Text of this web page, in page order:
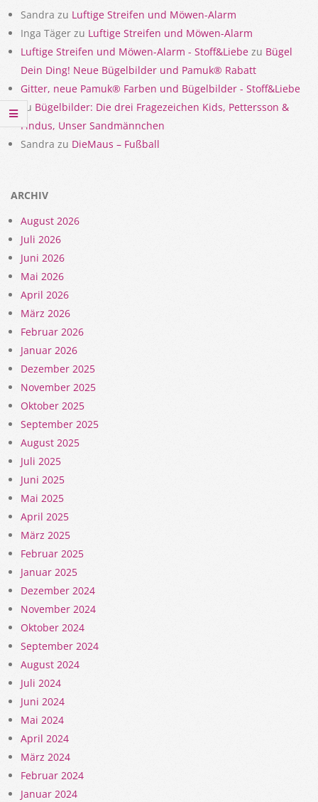
Sandra zu Luftige Streifen und Möwen-Alarm
Inga Täger zu Luftige Streifen und Möwen-Alarm
Luftige Streifen und Möwen-Alarm - Stoff&Liebe zu Bügel
Dein Ding! Neue Bügelbilder und Pamuk® Rabatt
Gitter, neue Pamuk® Farben und Bügelbilder - Stoff&Liebe
zu Bügelbilder: Die drei Fragezeichen Kids, Pettersson &
Findus, Unser Sandmännchen
Sandra zu DieMaus – Fußball
ARCHIV
August 2026
Juli 2026
Juni 2026
Mai 2026
April 2026
März 2026
Februar 2026
Januar 2026
Dezember 2025
November 2025
Oktober 2025
September 2025
August 2025
Juli 2025
Juni 2025
Mai 2025
April 2025
März 2025
Februar 2025
Januar 2025
Dezember 2024
November 2024
Oktober 2024
September 2024
August 2024
Juli 2024
Juni 2024
Mai 2024
April 2024
März 2024
Februar 2024
Januar 2024